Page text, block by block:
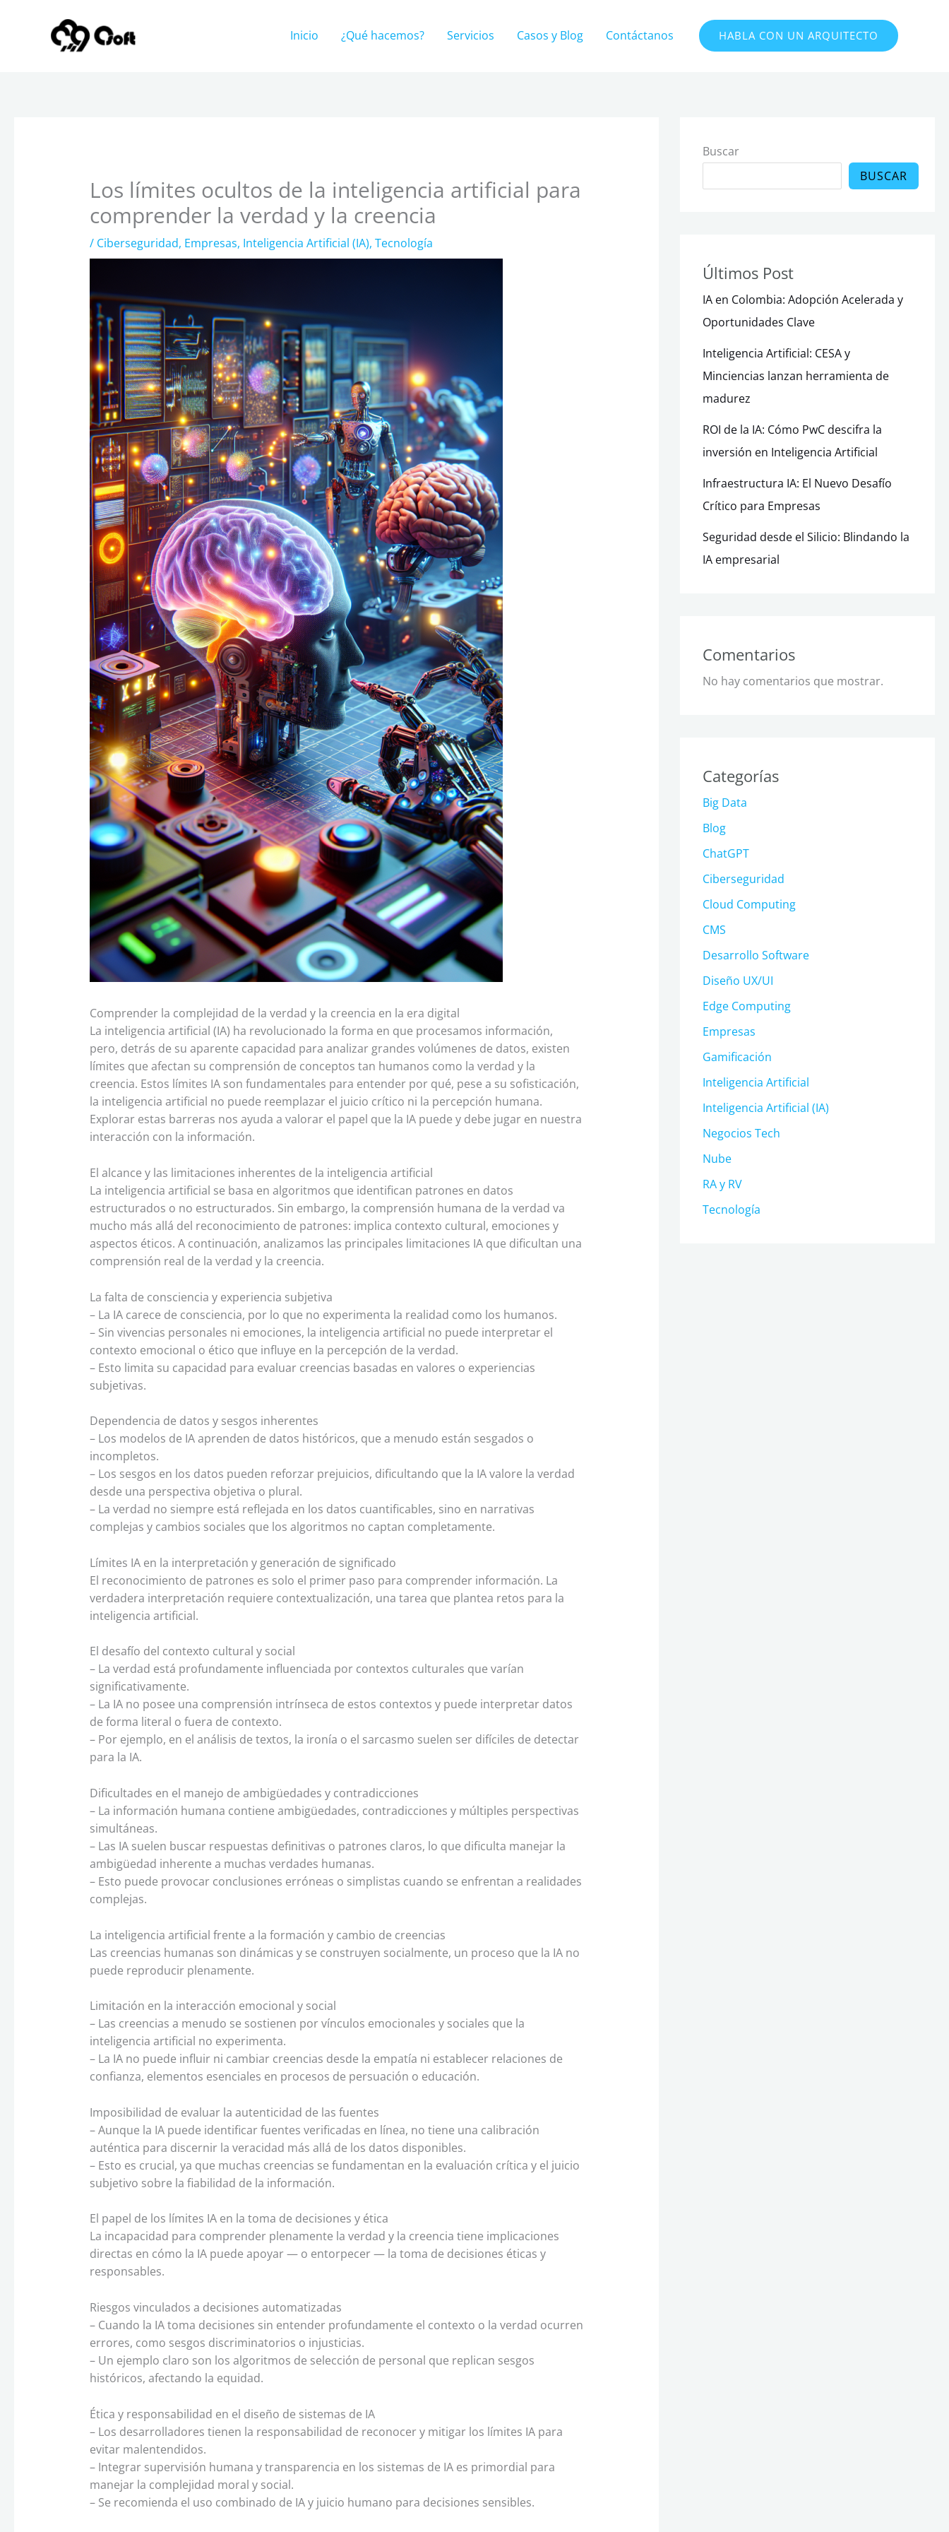
contenido
Inicio ¿Qué hacemos? Servicios Casos y Blog Contáctanos HABLA CON UN ARQUITECTO
Los límites ocultos de la inteligencia artificial para
comprender la verdad y la creencia
/ Ciberseguridad, Empresas, Inteligencia Artificial (IA), Tecnología
Comprender la complejidad de la verdad y la creencia en la era digital
La inteligencia artificial (IA) ha revolucionado la forma en que procesamos información,
pero, detrás de su aparente capacidad para analizar grandes volúmenes de datos, existen
límites que afectan su comprensión de conceptos tan humanos como la verdad y la
creencia. Estos límites IA son fundamentales para entender por qué, pese a su sofisticación,
la inteligencia artificial no puede reemplazar el juicio crítico ni la percepción humana.
Explorar estas barreras nos ayuda a valorar el papel que la IA puede y debe jugar en nuestra
interacción con la información.
El alcance y las limitaciones inherentes de la inteligencia artificial
La inteligencia artificial se basa en algoritmos que identifican patrones en datos
estructurados o no estructurados. Sin embargo, la comprensión humana de la verdad va
mucho más allá del reconocimiento de patrones: implica contexto cultural, emociones y
aspectos éticos. A continuación, analizamos las principales limitaciones IA que dificultan una
comprensión real de la verdad y la creencia.
La falta de consciencia y experiencia subjetiva
– La IA carece de consciencia, por lo que no experimenta la realidad como los humanos.
– Sin vivencias personales ni emociones, la inteligencia artificial no puede interpretar el
contexto emocional o ético que influye en la percepción de la verdad.
– Esto limita su capacidad para evaluar creencias basadas en valores o experiencias
subjetivas.
Dependencia de datos y sesgos inherentes
– Los modelos de IA aprenden de datos históricos, que a menudo están sesgados o
incompletos.
– Los sesgos en los datos pueden reforzar prejuicios, dificultando que la IA valore la verdad
desde una perspectiva objetiva o plural.
– La verdad no siempre está reflejada en los datos cuantificables, sino en narrativas
complejas y cambios sociales que los algoritmos no captan completamente.
Límites IA en la interpretación y generación de significado
El reconocimiento de patrones es solo el primer paso para comprender información. La
verdadera interpretación requiere contextualización, una tarea que plantea retos para la
inteligencia artificial.
El desafío del contexto cultural y social
– La verdad está profundamente influenciada por contextos culturales que varían
significativamente.
– La IA no posee una comprensión intrínseca de estos contextos y puede interpretar datos
de forma literal o fuera de contexto.
– Por ejemplo, en el análisis de textos, la ironía o el sarcasmo suelen ser difíciles de detectar
para la IA.
Dificultades en el manejo de ambigüedades y contradicciones
– La información humana contiene ambigüedades, contradicciones y múltiples perspectivas
simultáneas.
– Las IA suelen buscar respuestas definitivas o patrones claros, lo que dificulta manejar la
ambigüedad inherente a muchas verdades humanas.
– Esto puede provocar conclusiones erróneas o simplistas cuando se enfrentan a realidades
complejas.
La inteligencia artificial frente a la formación y cambio de creencias
Las creencias humanas son dinámicas y se construyen socialmente, un proceso que la IA no
puede reproducir plenamente.
Limitación en la interacción emocional y social
– Las creencias a menudo se sostienen por vínculos emocionales y sociales que la
inteligencia artificial no experimenta.
– La IA no puede influir ni cambiar creencias desde la empatía ni establecer relaciones de
confianza, elementos esenciales en procesos de persuación o educación.
Imposibilidad de evaluar la autenticidad de las fuentes
– Aunque la IA puede identificar fuentes verificadas en línea, no tiene una calibración
auténtica para discernir la veracidad más allá de los datos disponibles.
– Esto es crucial, ya que muchas creencias se fundamentan en la evaluación crítica y el juicio
subjetivo sobre la fiabilidad de la información.
El papel de los límites IA en la toma de decisiones y ética
La incapacidad para comprender plenamente la verdad y la creencia tiene implicaciones
directas en cómo la IA puede apoyar — o entorpecer — la toma de decisiones éticas y
responsables.
Riesgos vinculados a decisiones automatizadas
– Cuando la IA toma decisiones sin entender profundamente el contexto o la verdad ocurren
errores, como sesgos discriminatorios o injusticias.
– Un ejemplo claro son los algoritmos de selección de personal que replican sesgos
históricos, afectando la equidad.
Ética y responsabilidad en el diseño de sistemas de IA
– Los desarrolladores tienen la responsabilidad de reconocer y mitigar los límites IA para
evitar malentendidos.
– Integrar supervisión humana y transparencia en los sistemas de IA es primordial para
manejar la complejidad moral y social.
– Se recomienda el uso combinado de IA y juicio humano para decisiones sensibles.
Buscar
BUSCAR
Últimos Post
IA en Colombia: Adopción Acelerada y
Oportunidades Clave
Inteligencia Artificial: CESA y
Minciencias lanzan herramienta de
madurez
ROI de la IA: Cómo PwC descifra la
inversión en Inteligencia Artificial
Infraestructura IA: El Nuevo Desafío
Crítico para Empresas
Seguridad desde el Silicio: Blindando la
IA empresarial
Comentarios
No hay comentarios que mostrar.
Categorías
Big Data
Blog
ChatGPT
Ciberseguridad
Cloud Computing
CMS
Desarrollo Software
Diseño UX/UI
Edge Computing
Empresas
Gamificación
Inteligencia Artificial
Inteligencia Artificial (IA)
Negocios Tech
Nube
RA y RV
Tecnología